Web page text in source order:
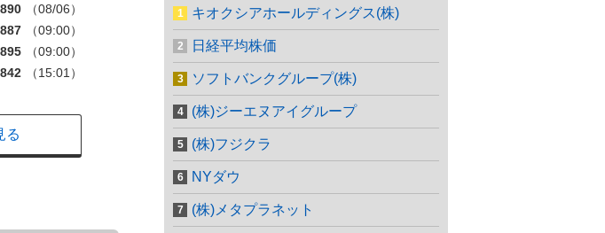
（08/06）
（09:00）
（09:00）
（15:01）
る
キオクシアホールディングス(株)
日経平均株価
ソフトバンクグループ(株)
(株)ジーエヌアイグループ
(株)フジクラ
NYダウ
(株)メタプラネット